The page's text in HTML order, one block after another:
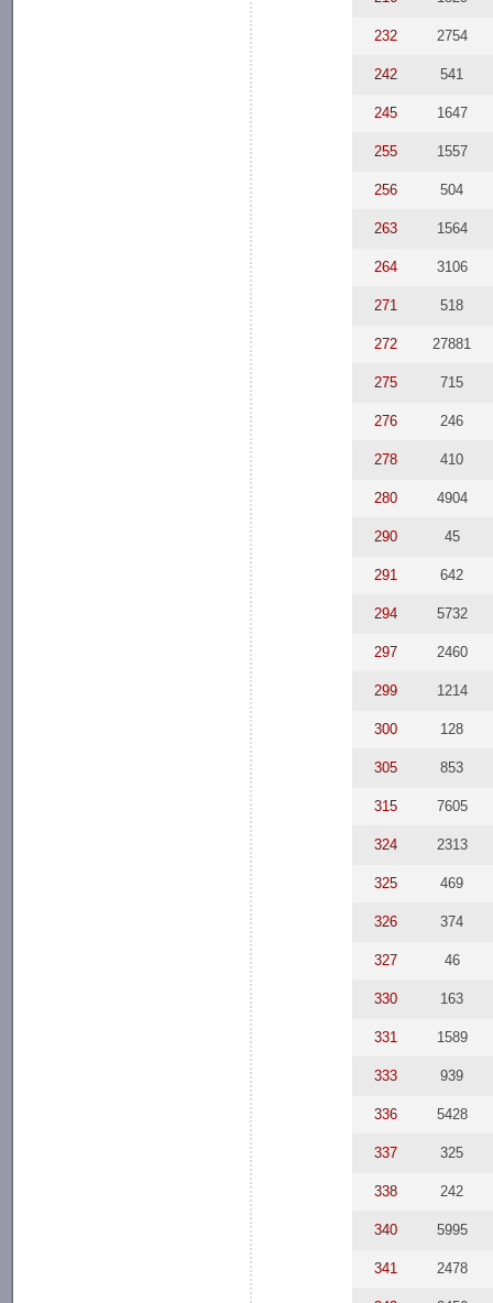
232 2754
242 541
245 1647
255 1557
256 504
263 1564
264 3106
271 518
272 27881
275 715
276 246
278 410
280 4904
290 45
291 642
294 5732
297 2460
299 1214
300 128
305 853
315 7605
324 2313
325 469
326 374
327 46
330 163
331 1589
333 939
336 5428
337 325
338 242
340 5995
341 2478